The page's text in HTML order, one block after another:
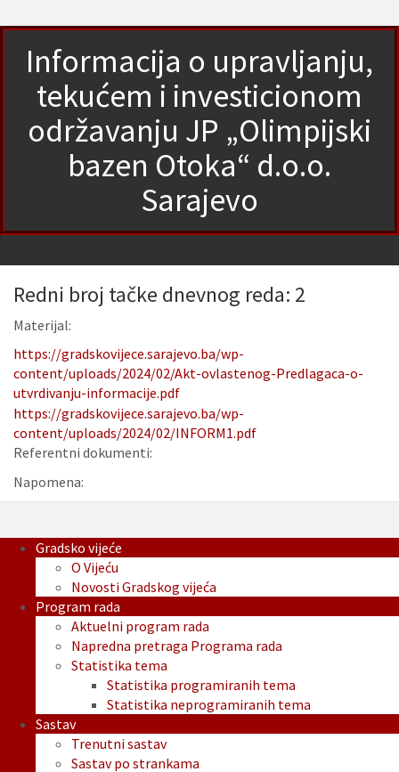
Informacija o upravljanju,
tekućem i investicionom
održavanju JP „Olimpijski
bazen Otoka“ d.o.o.
Sarajevo
Redni broj tačke dnevnog reda: 2
Materijal:
https://gradskovijece.sarajevo.ba/wp-
content/uploads/2024/02/Akt-ovlastenog-Predlagaca-o-
utvrdivanju-informacije.pdf
https://gradskovijece.sarajevo.ba/wp-
content/uploads/2024/02/INFORM1.pdf
Referentni dokumenti:
Napomena:
Gradsko vijeće
O Vijeću
Novosti Gradskog vijeća
Program rada
Aktuelni program rada
Napredna pretraga Programa rada
Statistika tema
Statistika programiranih tema
Statistika neprogramiranih tema
Sastav
Trenutni sastav
Sastav po strankama